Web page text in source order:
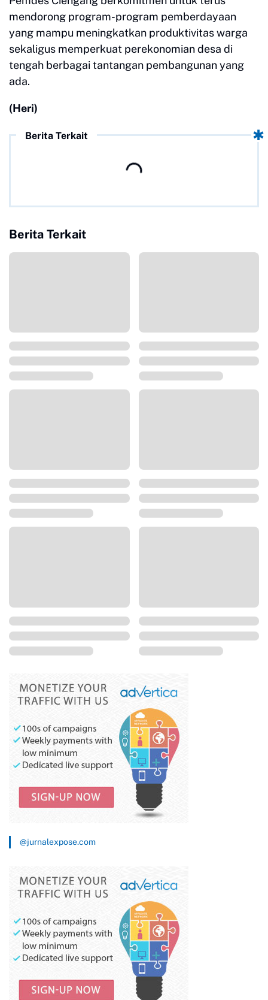
mendorong program-program pemberdayaan
yang mampu meningkatkan produktivitas warga
sekaligus memperkuat perekonomian desa di
tengah berbagai tantangan pembangunan yang
ada.
(Heri)
Berita Terkait
Berita Terkait
@jurnalexpose.com